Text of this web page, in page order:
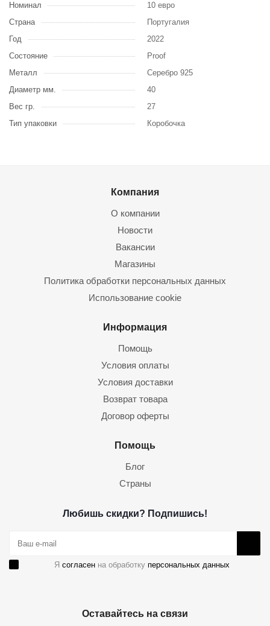
Номинал
10 евро
Страна
Португалия
Год
2022
Состояние
Proof
Металл
Серебро 925
Диаметр мм.
40
Вес гр.
27
Тип упаковки
Коробочка
Компания
О компании
Новости
Вакансии
Магазины
Политика обработки персональных данных
Использование cookie
Информация
Помощь
Условия оплаты
Условия доставки
Возврат товара
Договор оферты
Помощь
Блог
Страны
Любишь скидки? Подпишись!
Я согласен на обработку персональных данных
Оставайтесь на связи